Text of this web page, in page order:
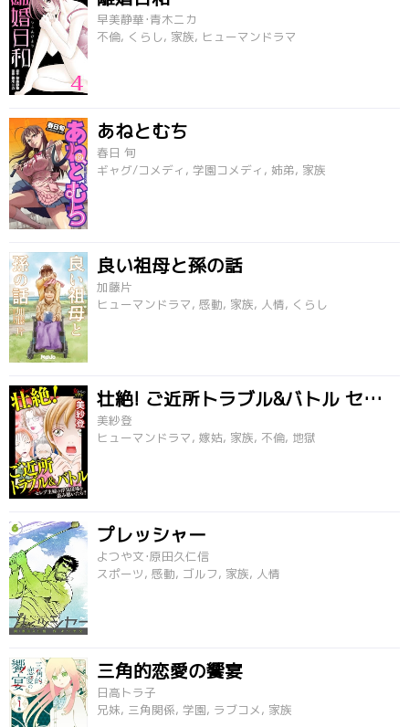
早美静華･青木ニカ
不倫, くらし, 家族, ヒューマンドラマ
あねとむち
春日 旬
ギャグ/コメディ, 学園コメディ, 姉弟, 家族
良い祖母と孫の話
加藤片
ヒューマンドラマ, 感動, 家族, 人情, くらし
壮絶! ご近所トラブル&バトル セレブ主婦の浮気現場を盗み聴いたら?
美紗登
ヒューマンドラマ, 嫁姑, 家族, 不倫, 地獄
プレッシャー
よつや文･原田久仁信
スポーツ, 感動, ゴルフ, 家族, 人情
三角的恋愛の饗宴
日高トラ子
兄妹, 三角関係, 学園, ラブコメ, 家族